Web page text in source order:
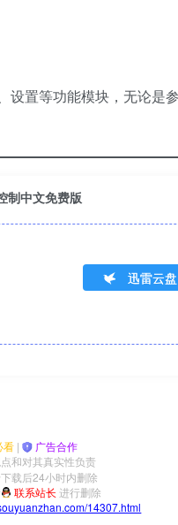
设置等功能模块，无论是
制中文免费版
迅雷云盘
看 | 广告合作
和对其真实性负责
载后24小时内删除
联系站长 进行删除
14307.html